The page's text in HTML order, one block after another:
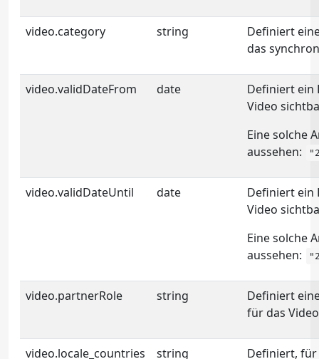
video.category string
Definiert
das
video.validDateFrom date
Definiert ein
Video
Eine solche
aussehen:
video.validDateUntil date
Definiert ein
Video
Eine solche
aussehen:
video.partnerRole string
Definiert
für das
video.locale_countries string Definiert, für